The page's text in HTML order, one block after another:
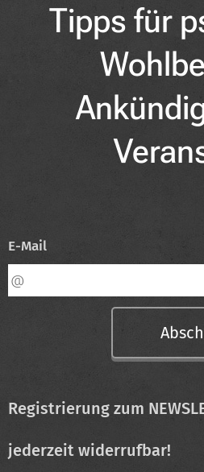
Tipps für
E-Mail
Registrierung zum
jederzeit widerrufbar!